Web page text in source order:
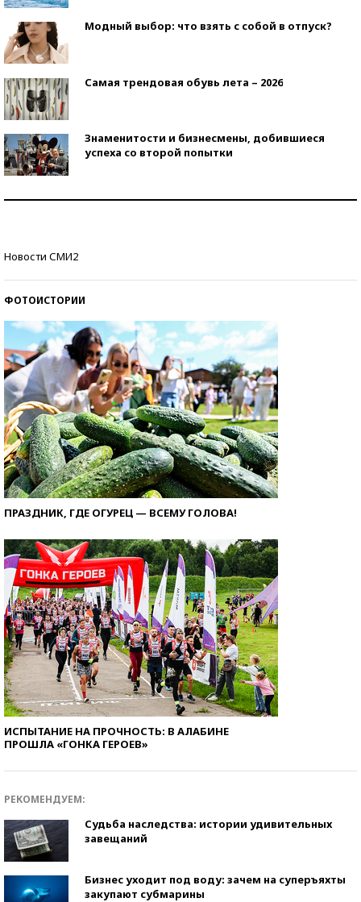
Модный выбор: что взять с собой в отпуск?
Самая трендовая обувь лета – 2026
Знаменитости и бизнесмены, добившиеся
успеха со второй попытки
Новости СМИ2
ФОТОИСТОРИИ
ПРАЗДНИК, ГДЕ ОГУРЕЦ — ВСЕМУ ГОЛОВА!
ИСПЫТАНИЕ НА ПРОЧНОСТЬ: В АЛАБИНЕ
ПРОШЛА «ГОНКА ГЕРОЕВ»
РЕКОМЕНДУЕМ:
Судьба наследства: истории удивительных
завещаний
Бизнес уходит под воду: зачем на суперъяхты
закупают субмарины